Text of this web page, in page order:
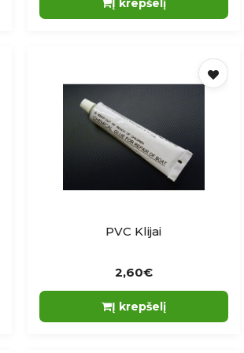
Į krepšelį
PVC Klijai
2,60€
Į krepšelį